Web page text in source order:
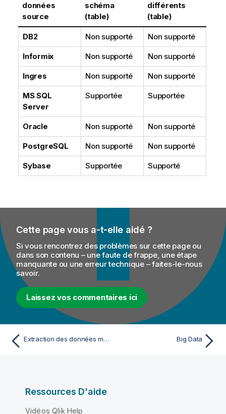
données
source
schéma
(table)
différents
(table)
DB2 Non supporté Non supporté
Informix Non supporté Non supporté
Ingres Non supporté Non supporté
MS SQL
Server
Supportée Supportée
Oracle Non supporté Non supporté
PostgreSQL Non supporté Non supporté
Sybase Supportée Supporté
Cette page vous a-t-elle aidé ?
Si vous rencontrez des problèmes sur cette page ou
dans son contenu – une faute de frappe, une étape
manquante ou une erreur technique – faites-le-nous
savoir.
Laissez vos commentaires ici
Extraction des données modifiées en mode journal AS/400 Big Data
Ressources D'aide
Vidéos Qlik Help